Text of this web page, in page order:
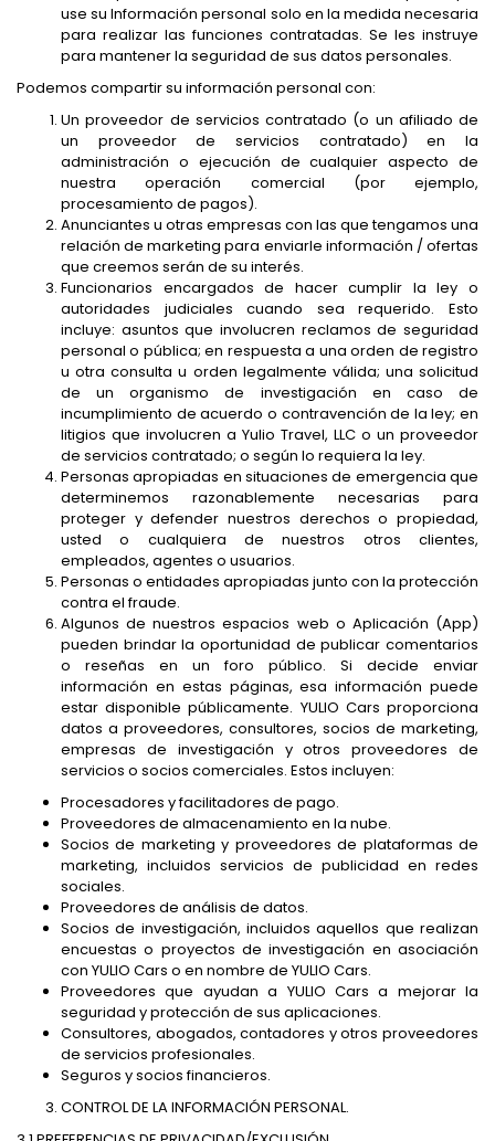
use su Información personal solo en la medida necesaria
para realizar las funciones contratadas. Se les instruye
para mantener la seguridad de sus datos personales.
Podemos compartir su información personal con:
Un proveedor de servicios contratado (o un afiliado de
un proveedor de servicios contratado) en la
administración o ejecución de cualquier aspecto de
nuestra operación comercial (por ejemplo,
procesamiento de pagos).
Anunciantes u otras empresas con las que tengamos una
relación de marketing para enviarle información / ofertas
que creemos serán de su interés.
Funcionarios encargados de hacer cumplir la ley o
autoridades judiciales cuando sea requerido. Esto
incluye: asuntos que involucren reclamos de seguridad
personal o pública; en respuesta a una orden de registro
u otra consulta u orden legalmente válida; una solicitud
de un organismo de investigación en caso de
incumplimiento de acuerdo o contravención de la ley; en
litigios que involucren a Yulio Travel, LLC o un proveedor
de servicios contratado; o según lo requiera la ley.
Personas apropiadas en situaciones de emergencia que
determinemos razonablemente necesarias para
proteger y defender nuestros derechos o propiedad,
usted o cualquiera de nuestros otros clientes,
empleados, agentes o usuarios.
Personas o entidades apropiadas junto con la protección
contra el fraude.
Algunos de nuestros espacios web o Aplicación (App)
pueden brindar la oportunidad de publicar comentarios
o reseñas en un foro público. Si decide enviar
información en estas páginas, esa información puede
estar disponible públicamente. YULIO Cars proporciona
datos a proveedores, consultores, socios de marketing,
empresas de investigación y otros proveedores de
servicios o socios comerciales. Estos incluyen:
Procesadores y facilitadores de pago.
Proveedores de almacenamiento en la nube.
Socios de marketing y proveedores de plataformas de
marketing, incluidos servicios de publicidad en redes
sociales.
Proveedores de análisis de datos.
Socios de investigación, incluidos aquellos que realizan
encuestas o proyectos de investigación en asociación
con YULIO Cars o en nombre de YULIO Cars.
Proveedores que ayudan a YULIO Cars a mejorar la
seguridad y protección de sus aplicaciones.
Consultores, abogados, contadores y otros proveedores
de servicios profesionales.
Seguros y socios financieros.
CONTROL DE LA INFORMACIÓN PERSONAL.